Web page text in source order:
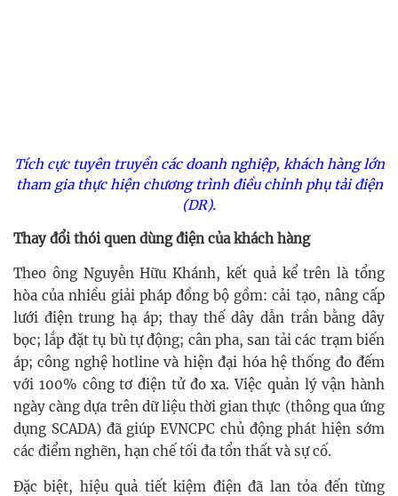
Tích cực tuyên truyền các doanh nghiệp, khách hàng lớn
tham gia thực hiện chương trình điều chỉnh phụ tải điện
(DR).
Thay đổi thói quen dùng điện của khách hàng
Theo ông Nguyễn Hữu Khánh, kết quả kể trên là tổng
hòa của nhiều giải pháp đồng bộ gồm: cải tạo, nâng cấp
lưới điện trung hạ áp; thay thế dây dẫn trần bằng dây
bọc; lắp đặt tụ bù tự động; cân pha, san tải các trạm biến
áp; công nghệ hotline và hiện đại hóa hệ thống đo đếm
với 100% công tơ điện tử đo xa. Việc quản lý vận hành
ngày càng dựa trên dữ liệu thời gian thực (thông qua ứng
dụng SCADA) đã giúp EVNCPC chủ động phát hiện sớm
các điểm nghẽn, hạn chế tối đa tổn thất và sự cố.
Đặc biệt, hiệu quả tiết kiệm điện đã lan tỏa đến từng